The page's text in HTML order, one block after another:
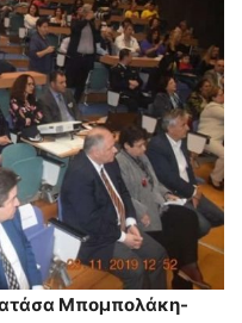
Μπομπολάκη-